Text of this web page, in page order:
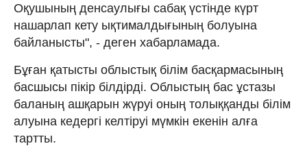
Оқушының денсаулығы сабақ үстінде күрт
нашарлап кету ықтималдығының болуына
байланысты", - деген хабарламада.
Бұған қатысты облыстық білім басқармасының
басшысы пікір білдірді. Облыстың бас ұстазы
баланың ашқарын жүруі оның толыққанды білім
алуына кедергі келтіруі мүмкін екенін алға
тартты.